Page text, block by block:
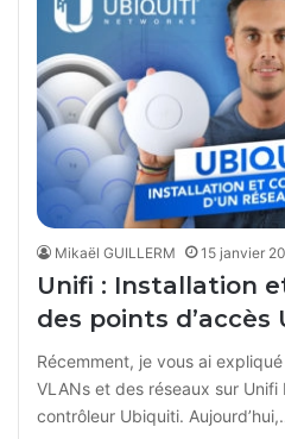
Mikaël GUILLERM 15 janvier
Unifi : Installation
des points d’accès
Récemment, je vous ai
VLANs et des réseaux sur
contrôleur Ubiquiti.